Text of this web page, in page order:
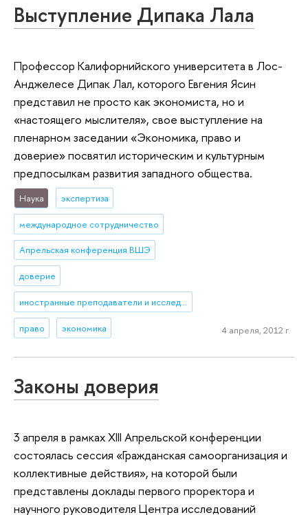
Выступление Дипака Лала
Профессор Калифорнийского университета в Лос-
Анджелесе Дипак Лал, которого Евгения Ясин
представил не просто как экономиста, но и
«настоящего мыслителя», свое выступление на
пленарном заседании «Экономика, право и
доверие» посвятил историческим и культурным
предпосылкам развития западного общества.
Наука экспертиза
международное сотрудничество
Апрельская конференция ВШЭ
доверие
иностранные преподаватели и исследователи
право экономика 4 апреля, 2012 г.
Законы доверия
3 апреля в рамках XIII Апрельской конференции
состоялась сессия «Гражданская самоорганизация и
коллективные действия», на которой были
представлены доклады первого проректора и
научного руководителя Центра исследований